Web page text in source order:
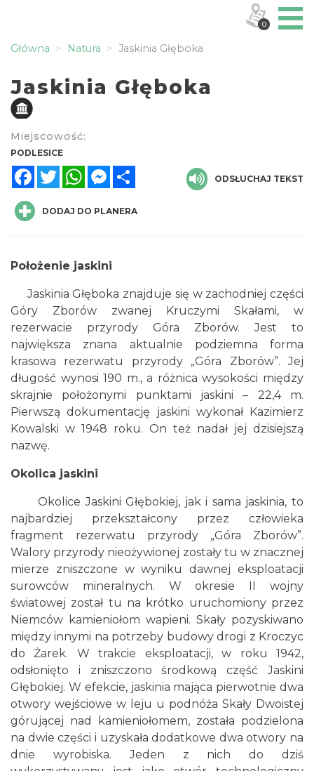
Główna Natura Jaskinia Głęboka
Jaskinia Głęboka
Miejscowość:
PODLESICE
FacebookTwitterWhatsAppMessenger
ODSŁUCHAJ TEKST
DODAJ DO PLANERA
Położenie jaskini
Jaskinia Głęboka znajduje się w zachodniej części
Góry Zborów zwanej Kruczymi Skałami, w
rezerwacie przyrody Góra Zborów. Jest to
największa znana aktualnie podziemna forma
krasowa rezerwatu przyrody „Góra Zborów”. Jej
długość wynosi 190 m., a różnica wysokości między
skrajnie położonymi punktami jaskini – 22,4 m.
Pierwszą dokumentację jaskini wykonał Kazimierz
Kowalski w 1948 roku. On też nadał jej dzisiejszą
nazwę.
Okolica jaskini
Okolice Jaskini Głębokiej, jak i sama jaskinia, to
najbardziej przekształcony przez człowieka
fragment rezerwatu przyrody „Góra Zborów”.
Walory przyrody nieożywionej zostały tu w znacznej
mierze zniszczone w wyniku dawnej eksploatacji
surowców mineralnych. W okresie II wojny
światowej został tu na krótko uruchomiony przez
Niemców kamieniołom wapieni. Skały pozyskiwano
między innymi na potrzeby budowy drogi z Kroczyc
do Żarek. W trakcie eksploatacji, w roku 1942,
odsłonięto i zniszczono środkową część Jaskini
Głębokiej. W efekcie, jaskinia mająca pierwotnie dwa
otwory wejściowe w leju u podnóża Skały Dwoistej
górującej nad kamieniołomem, została podzielona
na dwie części i uzyskała dodatkowe dwa otwory na
dnie wyrobiska. Jeden z nich do dziś
0